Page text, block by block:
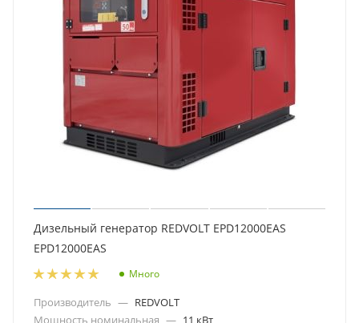
Дизельный генератор REDVOLT EPD12000EAS
EPD12000EAS
Много
Производитель — REDVOLT
Мощность номинальная — 11 кВт